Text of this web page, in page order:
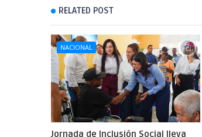
RELATED POST
NACIONAL
Jornada de Inclusión Social lleva